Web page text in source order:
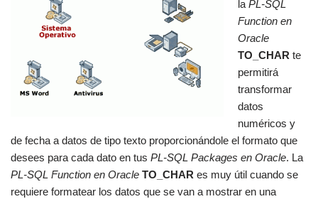
la PL-SQL
Function en
Oracle
TO_CHAR te
permitirá
transformar
datos
numéricos y
de fecha a datos de tipo texto proporcionándole el formato que
desees para cada dato en tus PL-SQL Packages en Oracle. La
PL-SQL Function en Oracle TO_CHAR es muy útil cuando se
requiere formatear los datos que se van a mostrar en una